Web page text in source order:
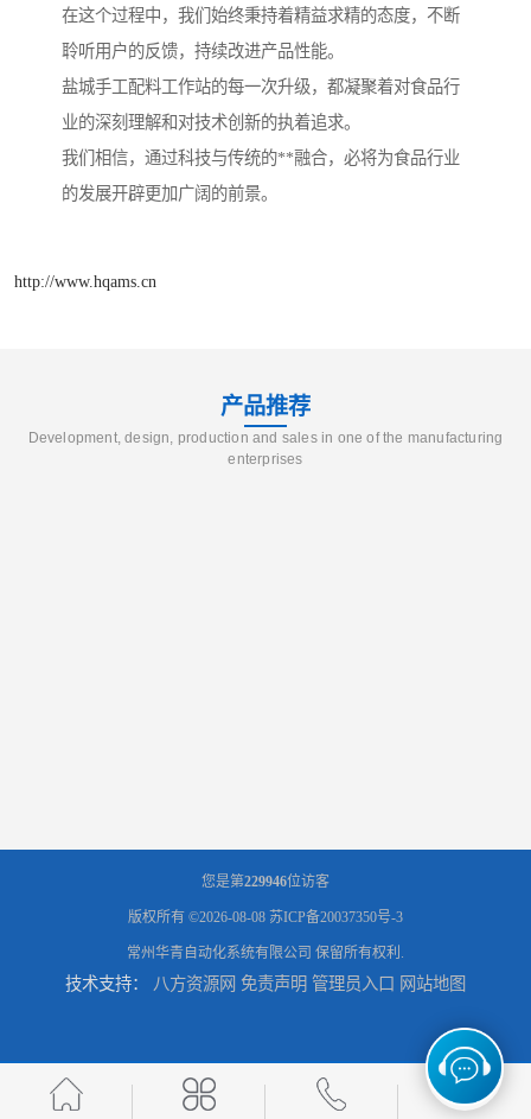
在这个过程中，我们始终秉持着精益求精的态度，不断
聆听用户的反馈，持续改进产品性能。
盐城手工配料工作站的每一次升级，都凝聚着对食品行
业的深刻理解和对技术创新的执着追求。
我们相信，通过科技与传统的**融合，必将为食品行业
的发展开辟更加广阔的前景。
http://www.hqams.cn
产品推荐
Development, design, production and sales in one of the manufacturing
enterprises
您是第229946位访客
版权所有 ©2026-08-08 苏ICP备20037350号-3
常州华青自动化系统有限公司 保留所有权利.
技术支持： 八方资源网 免责声明 管理员入口 网站地图